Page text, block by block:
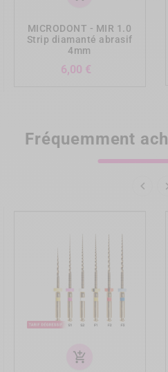
MICRODONT - MIR 1.0
Strip diamanté abrasif
4mm
6,00 €
Fréquemment

add_shopping_cart